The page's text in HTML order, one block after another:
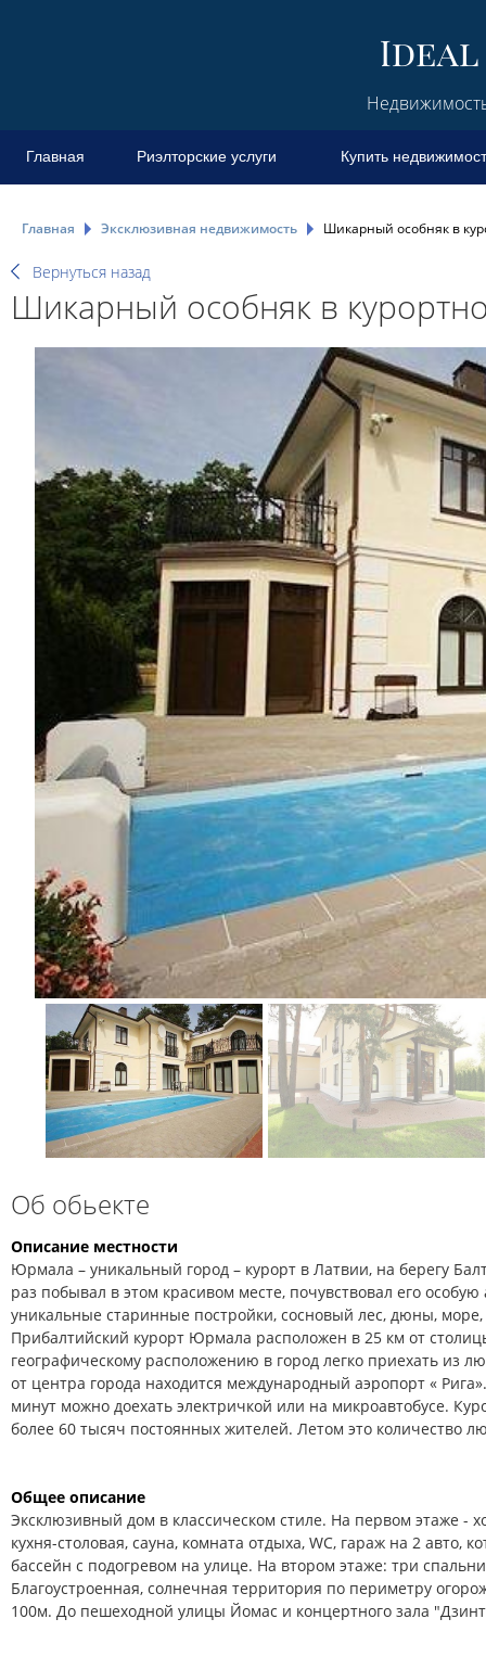
Главная Риэлторские услуги Купить
Главная Эксклюзивная недвижимость Шикарный особняк в
Вернуться назад
Шикарный особняк в
Об обьекте
Описание местности
Юрмала – уникальный город – курорт в Латвии, на берегу
раз побывал в этом красивом месте, почувствовал его
уникальные старинные постройки, сосновый лес, дюны,
Прибалтийский курорт Юрмала расположен в 25 км от
географическому расположению в город легко приехать из
от центра города находится международный аэропорт «
минут можно доехать электричкой или на микроавтобусе.
более 60 тысяч постоянных жителей. Летом это количество
Общее описание
Эксклюзивный дом в классическом стиле. На первом этаже -
кухня-столовая, сауна, комната отдыха, WC, гараж на 2 авто,
бассейн с подогревом на улице. На втором этаже: три
Благоустроенная, солнечная территория по периметру
100м. До пешеходной улицы Йомас и концертного зала